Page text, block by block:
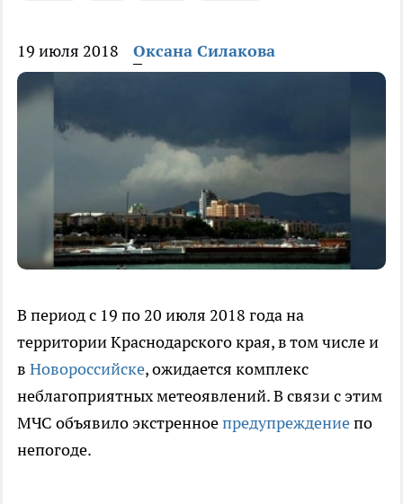
19 июля 2018 Оксана Силакова
В период с 19 по 20 июля 2018 года на
территории Краснодарского края, в том числе и
в Новороссийске, ожидается комплекс
неблагоприятных метеоявлений. В связи с этим
МЧС объявило экстренноепредупреждениепо
непогоде.